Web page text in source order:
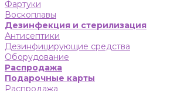
Фартуки
Воскоплавы
Дезинфекция и стерилизация
Антисептики
Дезинфицирующие средства
Оборудование
Распродажа
Подарочные карты
Распродажа